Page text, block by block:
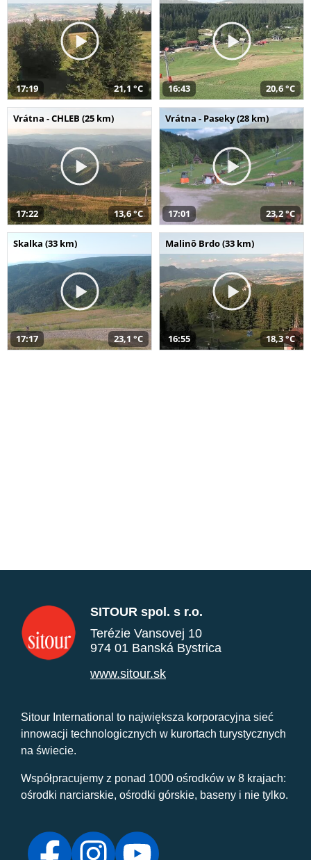
17:19 21,1 °C 16:43 20,6 °C
Vrátna - CHLEB (25 km)
17:22 13,6 °C
Vrátna - Paseky (28 km)
17:01 23,2 °C
Skalka (33 km)
17:17 23,1 °C
Malinô Brdo (33 km)
16:55 18,3 °C
SITOUR spol. s r.o.
Terézie Vansovej 10
974 01 Banská Bystrica
www.sitour.sk
Sitour International to największa korporacyjna sieć
innowacji technologicznych w kurortach turystycznych
na świecie.
Współpracujemy z ponad 1000 ośrodków w 8 krajach:
ośrodki narciarskie, ośrodki górskie, baseny i nie tylko.